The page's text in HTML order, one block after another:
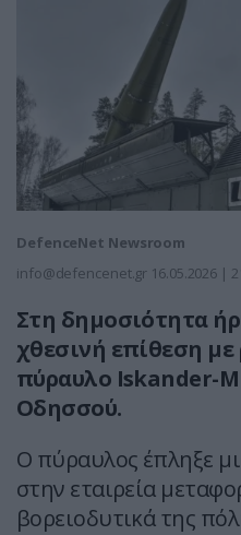
DefenceNet Newsroom
info@defencenet.gr 16.05.2026 |
Στη δημοσιότητα
χθεσινή επίθεση
πύραυλο Iskander-
Οδησσού.
Ο πύραυλος έπληξε
στην εταιρεία
βορειοδυτικά της